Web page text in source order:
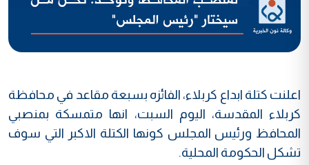
اعلنت كتلة ابداع كربلاء، الفائزه بسبعة مقاعد في محافظة
كربلاء المقدسة، اليوم السبت، انها متمسكة بمنصبي
المحافظ ورئيس المجلس كونها الكتلة الاكبر التي سوف
تشكل الحكومة المحلية.